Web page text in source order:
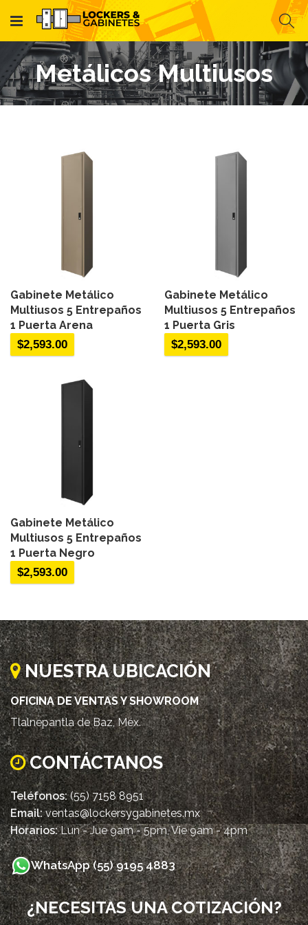
Metálicos Multiusos
Gabinete Metálico
Multiusos 5 Entrepaños
1 Puerta Arena
$2,593.00
Gabinete Metálico
Multiusos 5 Entrepaños
1 Puerta Gris
$2,593.00
Gabinete Metálico
Multiusos 5 Entrepaños
1 Puerta Negro
$2,593.00
NUESTRA UBICACIÓN
OFICINA DE VENTAS Y SHOWROOM
Tlalnepantla de Baz, Méx.
CONTÁCTANOS
Teléfonos: (55) 7158 8951
Email:ventas@lockersygabinetes.mx
Horarios:Lun - Jue 9am - 5pm, Vie 9am - 4pm
WhatsApp (55) 9195 4883
¿NECESITAS UNA COTIZACIÓN?